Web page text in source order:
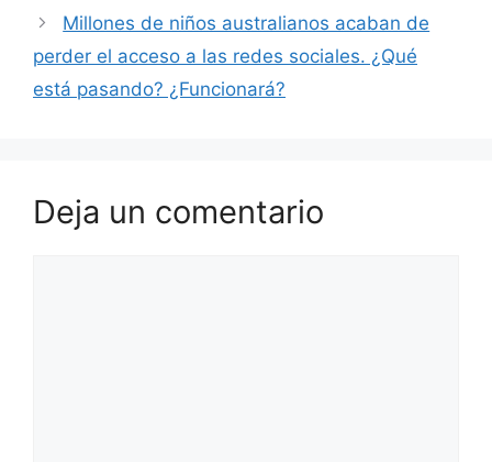
Millones de niños australianos acaban de
perder el acceso a las redes sociales. ¿Qué
está pasando? ¿Funcionará?
Deja un comentario